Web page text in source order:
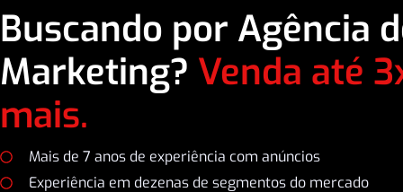
Buscando por Agência
Marketing? Venda até
mais.
Mais de 7 anos de experiência com anúncios
Experiência em dezenas de segmentos do mercado